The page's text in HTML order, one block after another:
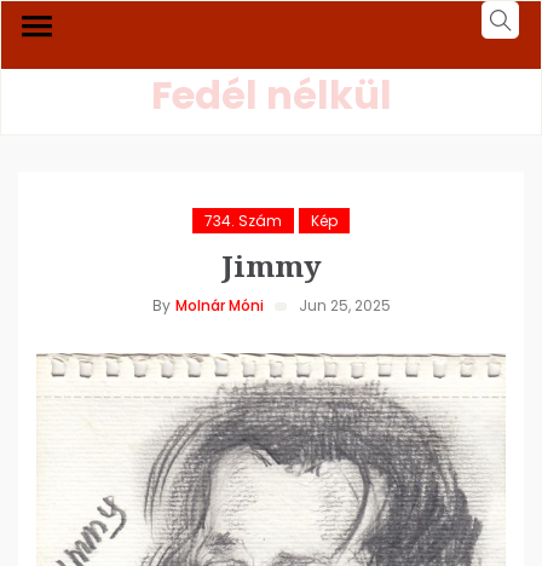
Fedél nélkül
734. Szám Kép
Jimmy
By Molnár Móni Jun 25, 2025